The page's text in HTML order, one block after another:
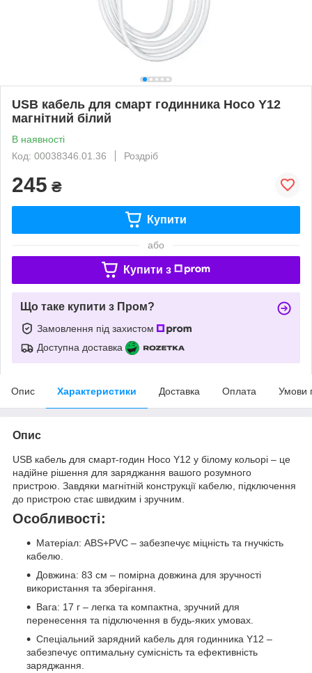
USB кабель для смарт годинника Hoco Y12
магнітний білий
В наявності
Код: 00038346.01.36
Роздріб
245 ₴
Купити
або
Купити з
Що таке купити з Пром?
Замовлення під захистом
Доступна доставка
Опис Характеристики Доставка Оплата Умови
Опис
USB кабель для смарт-годин Hoco Y12 у білому кольорі – це
надійне рішення для заряджання вашого розумного
пристрою. Завдяки магнітній конструкції кабелю, підключення
до пристрою стає швидким і зручним.
Особливості:
Матеріал: ABS+PVC – забезпечує міцність та гнучкість
кабелю.
Довжина: 83 см – помірна довжина для зручності
використання та зберігання.
Вага: 17 г – легка та компактна, зручний для
перенесення та підключення в будь-яких умовах.
Спеціальний зарядний кабель для годинника Y12 –
забезпечує оптимальну сумісність та ефективність
заряджання.